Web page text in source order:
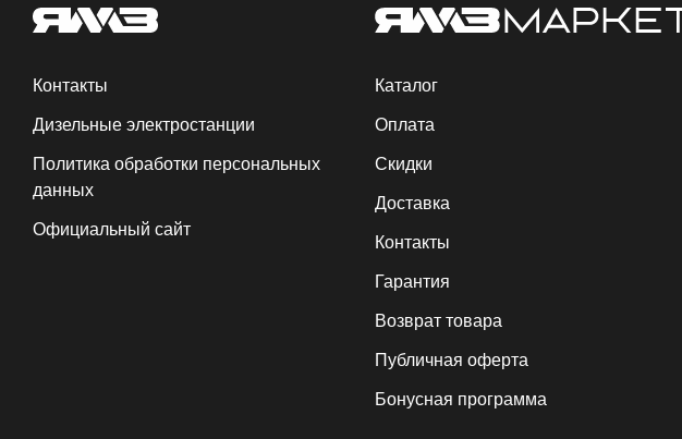
Контакты
Дизельные электростанции
Политика обработки персональных
данных
Официальный сайт
Каталог
Оплата
Скидки
Доставка
Контакты
Гарантия
Возврат товара
Публичная оферта
Бонусная программа